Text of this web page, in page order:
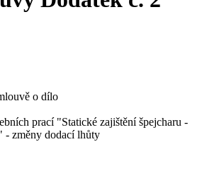
o dílo
prací "Statické zajištění špejcharu -
- změny dodací lhůty